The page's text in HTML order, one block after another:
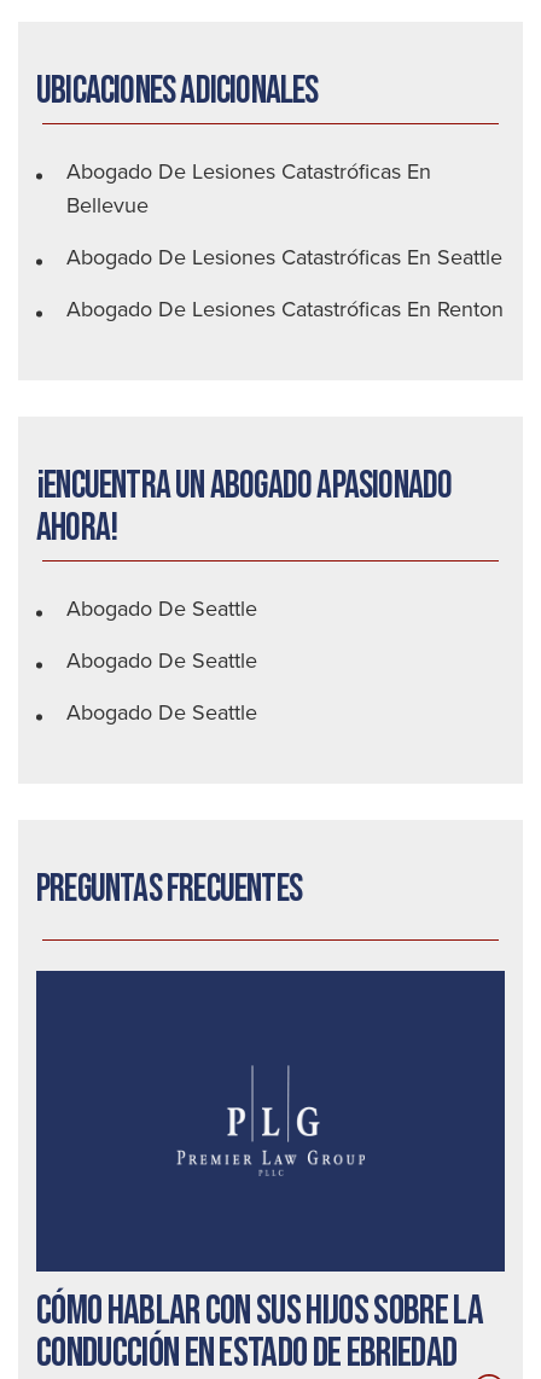
Ubicaciones adicionales
Abogado De Lesiones Catastróficas En
Bellevue
Abogado De Lesiones Catastróficas En Seattle
Abogado De Lesiones Catastróficas En Renton
¡Encuentra un abogado apasionado
ahora!
Abogado De Seattle
Abogado De Seattle
Abogado De Seattle
Preguntas frecuentes
Cómo hablar con sus hijos sobre la
conducción en estado de ebriedad